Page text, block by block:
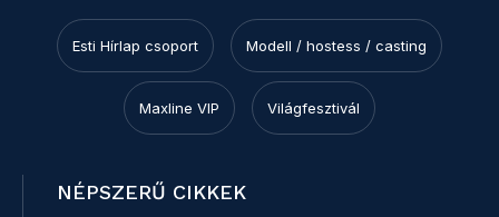
Esti Hírlap csoport Modell / hostess / casting
Maxline VIP Világfesztivál
NÉPSZERŰ CIKKEK